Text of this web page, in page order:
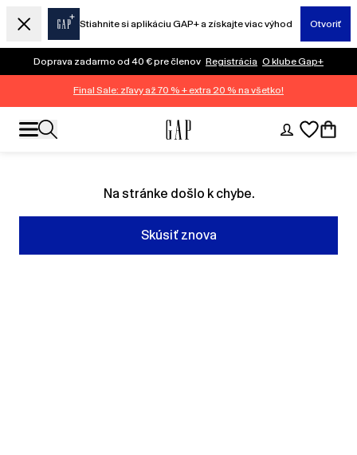
Stiahnite si aplikáciu GAP+ a získajte viac výhod Otvoriť
Doprava zadarmo od 40 € pre členov Registrácia O klube Gap+
Final Sale: zľavy až 70 % + extra 20 % na všetko!
Na stránke došlo k chybe.
Skúsiť znova